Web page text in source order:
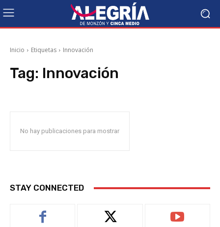
Inicio Etiquetas Innovación
Tag: Innovación
No hay publicaciones para mostrar
STAY CONNECTED